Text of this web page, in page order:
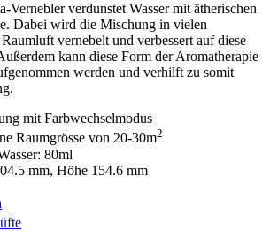
Vernebler verdunstet Wasser mit ätherischen
Dabei wird die Mischung in vielen
vernebelt und verbessert auf diese
kann diese Form der Aromatherapie
werden und verhilft zu somit
mit Farbwechselmodus
Raumgrösse von 20-30m2
80ml
mm, Höhe 154.6 mm